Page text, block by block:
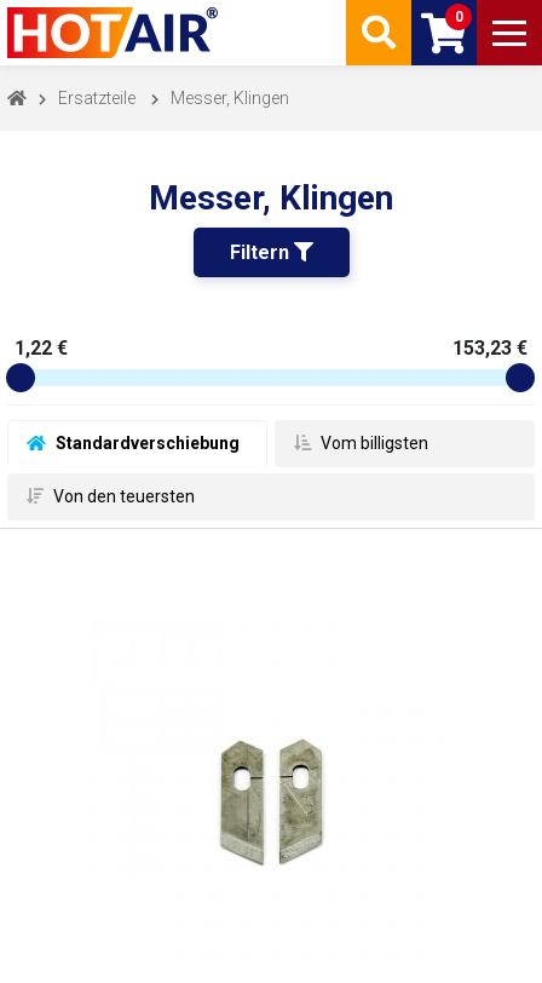
0
Ersatzteile Messer, Klingen
Messer, Klingen
Filtern
Standardverschiebung Vom billigsten
Von den teuersten
1,22 € 153,23 €